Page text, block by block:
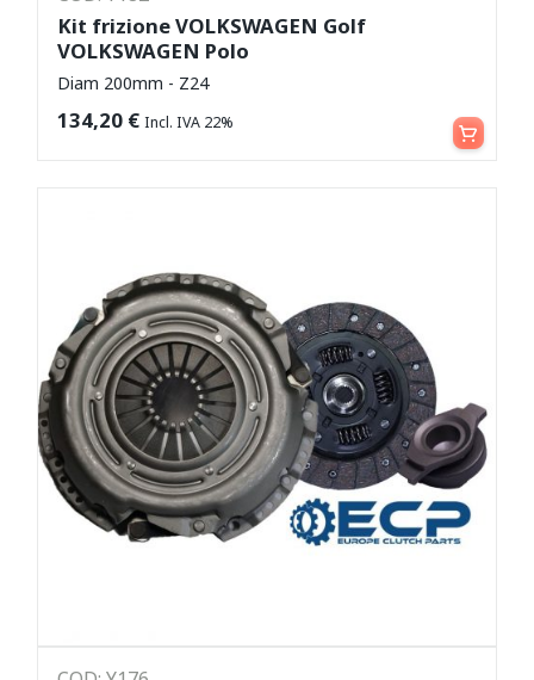
Kit frizione VOLKSWAGEN Golf
VOLKSWAGEN Polo
Diam 200mm - Z24
134,20 € Incl. IVA 22% Aggiungi al carrello